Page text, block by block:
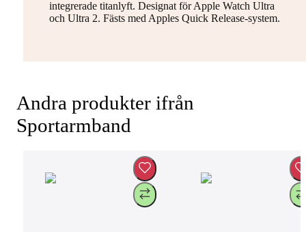
integrerade titanlyft. Designat för Apple Watch Ultra
och Ultra 2. Fästs med Apples Quick Release-system.
Andra produkter ifrån
Sportarmband